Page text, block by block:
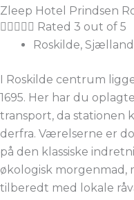
Zleep Hotel Prindsen
     Rated 3 out of 5
Roskilde, Sjælland
I Roskilde centrum
1695. Her har du
transport, da stationen
derfra. Værelserne er
på den klassiske
økologisk morgenmad,
tilberedt med lokale